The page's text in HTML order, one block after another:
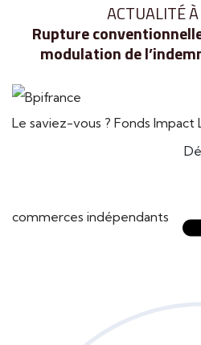
ACTUALITÉ
Rupture
modulation de
Le saviez-vous ? Fonds Impact
commerces indépendants